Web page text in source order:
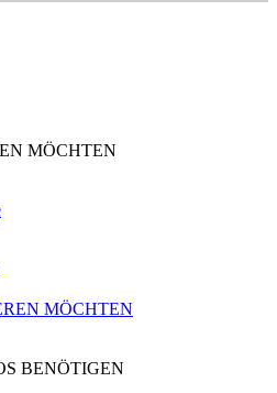
MÖCHTEN
MÖCHTEN
BENÖTIGEN